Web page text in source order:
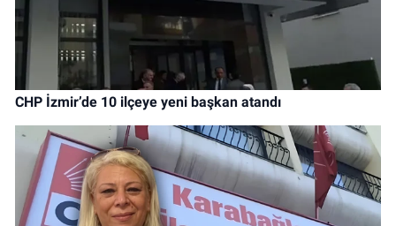
CHP İzmir’de 10 ilçeye yeni başkan atandı